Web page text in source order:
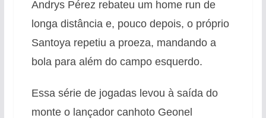
Andrys Pérez rebateu um home run de
longa distância e, pouco depois, o próprio
Santoya repetiu a proeza, mandando a
bola para além do campo esquerdo.
Essa série de jogadas levou à saída do
monte o lançador canhoto Geonel